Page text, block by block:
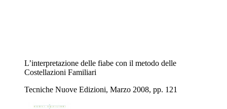
L’interpretazione delle fiabe con il metodo delle
Costellazioni Familiari
Tecniche Nuove Edizioni, Marzo 2008, pp. 121